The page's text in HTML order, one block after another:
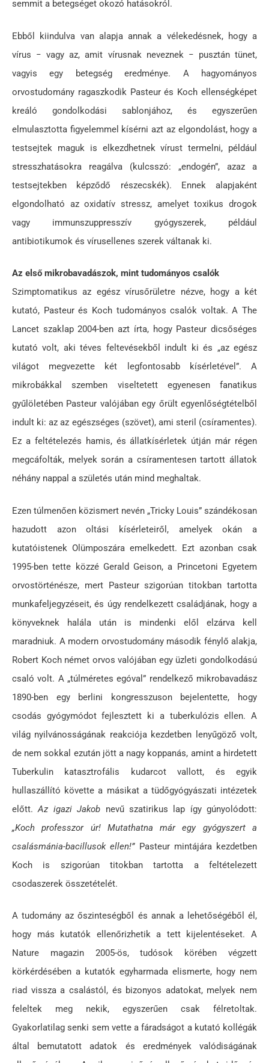
semmit a betegséget okozó hatásokról.
Ebből kiindulva van alapja annak a vélekedésnek, hogy a
vírus − vagy az, amit vírusnak neveznek − pusztán tünet,
vagyis egy betegség eredménye. A hagyományos
orvostudomány ragaszkodik Pasteur és Koch ellenségképet
kreáló gondolkodási sablonjához, és egyszerűen
elmulasztotta figyelemmel kísérni azt az elgondolást, hogy a
testsejtek maguk is elkezdhetnek vírust termelni, például
stresszhatásokra reagálva (kulcsszó: „endogén”, azaz a
testsejtekben képződő részecskék). Ennek alapjaként
elgondolható az oxidatív stressz, amelyet toxikus drogok
vagy immunszuppresszív gyógyszerek, például
antibiotikumok és vírusellenes szerek váltanak ki.
Az első mikrobavadászok, mint tudományos csalók
Szimptomatikus az egész vírusőrületre nézve, hogy a két
kutató, Pasteur és Koch tudományos csalók voltak. A The
Lancet szaklap 2004-ben azt írta, hogy Pasteur dicsőséges
kutató volt, aki téves feltevésekből indult ki és „az egész
világot megvezette két legfontosabb kísérletével”. A
mikrobákkal szemben viseltetett egyenesen fanatikus
gyűlöletében Pasteur valójában egy őrült egyenlőségtételből
indult ki: az az egészséges (szövet), ami steril (csíramentes).
Ez a feltételezés hamis, és állatkísérletek útján már régen
megcáfolták, melyek során a csíramentesen tartott állatok
néhány nappal a születés után mind meghaltak.
Ezen túlmenően közismert nevén „Tricky Louis” szándékosan
hazudott azon oltási kísérleteiről, amelyek okán a
kutatóistenek Olümposzára emelkedett. Ezt azonban csak
1995-ben tette közzé Gerald Geison, a Princetoni Egyetem
orvostörténésze, mert Pasteur szigorúan titokban tartotta
munkafeljegyzéseit, és úgy rendelkezett családjának, hogy a
könyveknek halála után is mindenki elől elzárva kell
maradniuk. A modern orvostudomány második fénylő alakja,
Robert Koch német orvos valójában egy üzleti gondolkodású
csaló volt. A „túlméretes egóval” rendelkező mikrobavadász
1890-ben egy berlini kongresszuson bejelentette, hogy
csodás gyógymódot fejlesztett ki a tuberkulózis ellen. A
világ nyilvánosságának reakciója kezdetben lenyűgöző volt,
de nem sokkal ezután jött a nagy koppanás, amint a hirdetett
Tuberkulin katasztrofális kudarcot vallott, és egyik
hullaszállító követte a másikat a tüdőgyógyászati intézetek
előtt.Az igazi Jakob nevű szatirikus lap így gúnyolódott:
„Koch professzor úr! Mutathatna már egy gyógyszert a
csalásmánia-bacillusok ellen!”Pasteur mintájára kezdetben
Koch is szigorúan titokban tartotta a feltételezett
csodaszerek összetételét.
A tudomány az őszinteségből és annak a lehetőségéből él,
hogy más kutatók ellenőrizhetik a tett kijelentéseket. A
Nature magazin 2005-ös, tudósok körében végzett
körkérdésében a kutatók egyharmada elismerte, hogy nem
riad vissza a csalástól, és bizonyos adatokat, melyek nem
feleltek meg nekik, egyszerűen csak félretoltak.
Gyakorlatilag senki sem vette a fáradságot a kutató kollégák
által bemutatott adatok és eredmények valódiságának